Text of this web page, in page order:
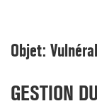
Objet:
GESTION